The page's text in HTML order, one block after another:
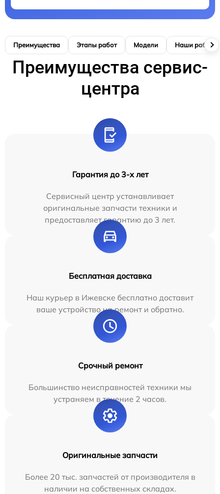
Преимущества Этапы работ Модели Наши работы
Преимущества сервис-
центра
Гарантия до 3-х лет
Сервисный центр устанавливает
оригинальные запчасти техники и
предоставляет гарантию до 3 лет.
Бесплатная доставка
Наш курьер в Ижевске бесплатно доставит
ваше устройство на ремонт и обратно.
Срочный ремонт
Большинство неисправностей техники мы
устраняем в течение 2 часов.
Оригинальные запчасти
Более 20 тыс. запчастей от производителя в
наличии на собственных складах.